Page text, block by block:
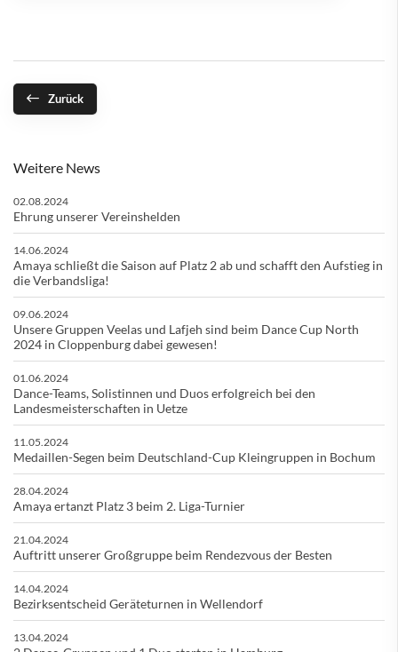
Zurück
Weitere News
02.08.2024
Ehrung unserer Vereinshelden
14.06.2024
Amaya schließt die Saison auf Platz 2 ab und schafft den Aufstieg in
die Verbandsliga!
09.06.2024
Unsere Gruppen Veelas und Lafjeh sind beim Dance Cup North
2024 in Cloppenburg dabei gewesen!
01.06.2024
Dance-Teams, Solistinnen und Duos erfolgreich bei den
Landesmeisterschaften in Uetze
11.05.2024
Medaillen-Segen beim Deutschland-Cup Kleingruppen in Bochum
28.04.2024
Amaya ertanzt Platz 3 beim 2. Liga-Turnier
21.04.2024
Auftritt unserer Großgruppe beim Rendezvous der Besten
14.04.2024
Bezirksentscheid Geräteturnen in Wellendorf
13.04.2024